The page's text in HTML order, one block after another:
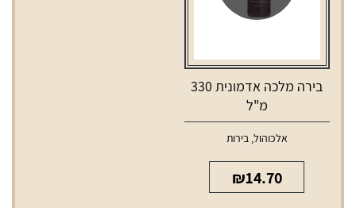
בירה מלכה אדמונית 330
מ"ל
אלכוהול,בירות
₪14.70